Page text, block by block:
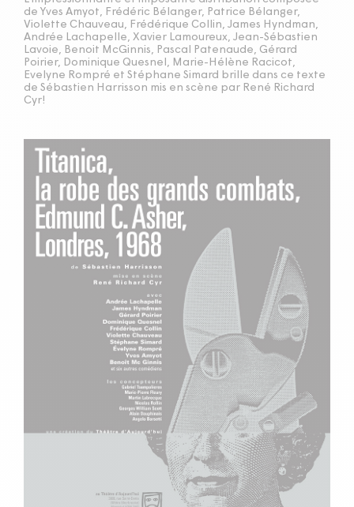
de Yves Amyot, Frédéric Bélanger, Patrice Bélanger,
Violette Chauveau, Frédérique Collin, James Hyndman,
Andrée Lachapelle, Xavier Lamoureux, Jean-Sébastien
Lavoie, Benoit McGinnis, Pascal Patenaude, Gérard
Poirier, Dominique Quesnel, Marie-Hélène Racicot,
Evelyne Rompré et Stéphane Simard brille dans ce texte
de Sébastien Harrisson mis en scène par René Richard
Cyr!